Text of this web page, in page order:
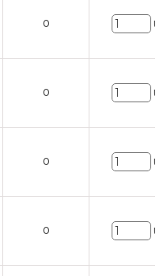
0
0
0
0